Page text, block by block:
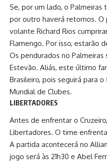
Se, por um lado, o
por outro haverá retornos. O
volante Richard Rios
Flamengo. Por isso, estarão
Os pendurados no Palmeiras
Estevão. Aliás, este último
Brasileiro, pois seguirá para
Mundial de Clubes.
LIBERTADORES
Antes de enfrentar o
Libertadores. O time
A partida acontecerá no
jogo será às 21h30 e Abel